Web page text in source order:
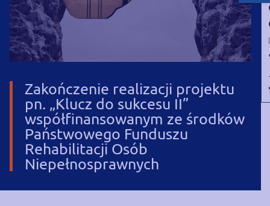
Zakończenie realizacji projektu
pn. „Klucz do sukcesu II”
współfinansowanym ze środków
Państwowego Funduszu
Rehabilitacji Osób
Niepełnosprawnych